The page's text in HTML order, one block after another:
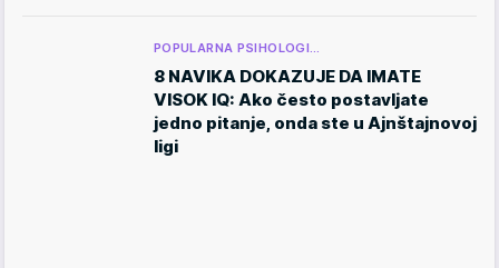
POPULARNA PSIHOLOGI…
8 NAVIKA DOKAZUJE DA IMATE
VISOK IQ: Ako često postavljate
jedno pitanje, onda ste u Ajnštajnovoj
ligi